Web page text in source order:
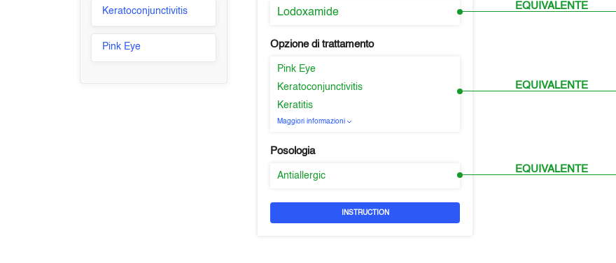
Keratoconjunctivitis
Pink Eye
Lodoxamide
Opzione di trattamento
Pink Eye
Keratoconjunctivitis
Keratitis
Maggiori informazioni
Posologia
Antiallergic
INSTRUCTION
EQUIVALENTE
EQUIVALENTE
EQUIVALENTE